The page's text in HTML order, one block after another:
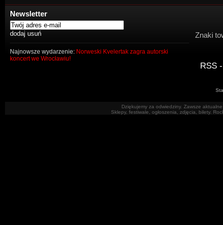
Newsletter
Najnowsze wydarzenie: Norweski Kvelertak zagra autorski
koncert we Wrocławiu!
Znaki
RSS
Dziękujemy za odwiedziny. Zawsze
Sklepy, festiwale, ogłoszenia, zdjęcia, bilety.